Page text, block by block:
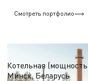
Смотреть портфолио
Котельная
Минск, Беларусь